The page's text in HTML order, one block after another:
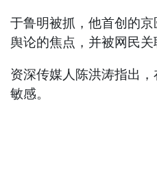
于鲁明被抓，他首创的
舆论的焦点，并被网民关
资深传媒人陈洪涛指出
敏感。